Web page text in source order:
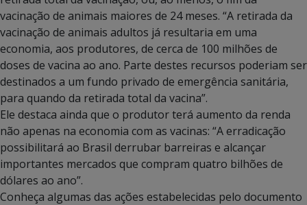
vacinação de animais maiores de 24 meses. “A retirada da
vacinação de animais adultos já resultaria em uma
economia, aos produtores, de cerca de 100 milhões de
doses de vacina ao ano. Parte destes recursos poderiam ser
destinados a um fundo privado de emergência sanitária,
para quando da retirada total da vacina”.
Ele destaca ainda que o produtor terá aumento da renda
não apenas na economia com as vacinas: “A erradicação
possibilitará ao Brasil derrubar barreiras e alcançar
importantes mercados que compram quatro bilhões de
dólares ao ano”.
Conheça algumas das ações estabelecidas pelo documento